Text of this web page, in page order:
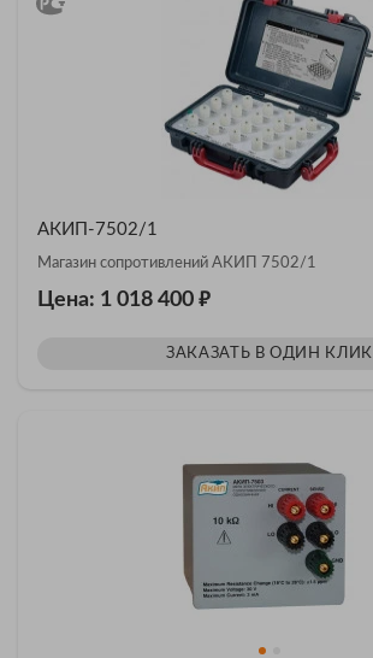
АКИП-7502/1
Магазин сопротивлений АКИП 7502/1
Цена: 1 018 400 ₽
ЗАКАЗАТЬ В ОДИН КЛИК